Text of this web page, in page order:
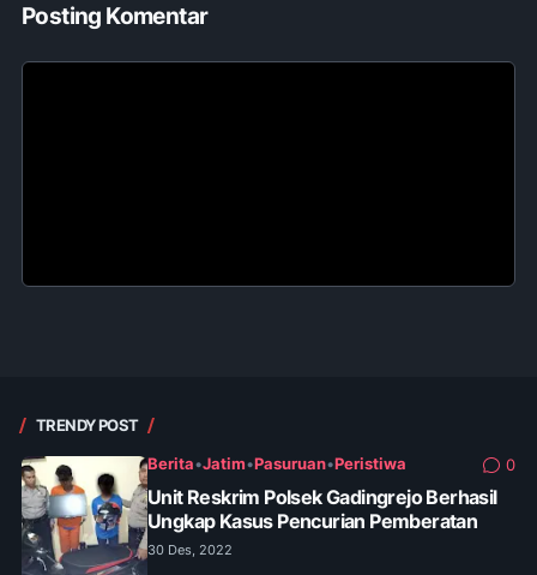
Posting Komentar
TRENDY POST
Berita•Jatim•Pasuruan•Peristiwa 0
Unit Reskrim Polsek Gadingrejo Berhasil
Ungkap Kasus Pencurian Pemberatan
30 Des, 2022